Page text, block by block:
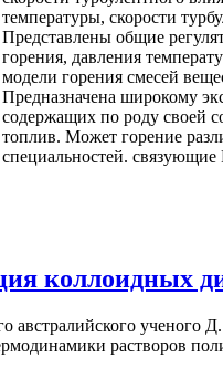
температуры, скорости
Представлены общие
горения, давления
модели горения смесей
Предназначена широкому
содержащих по роду своей
топлив. Может горение
специальностей. связующие
коллоидных
австралийского ученого
растворов